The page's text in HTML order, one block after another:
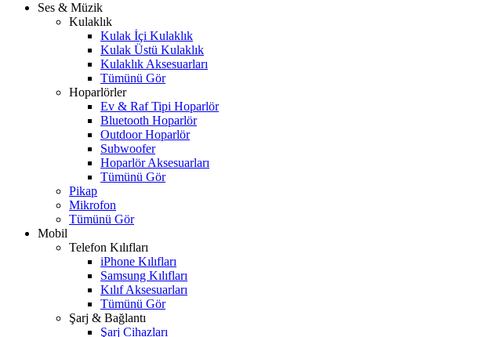
Ses & Müzik
Kulaklık
Kulak İçi Kulaklık
Kulak Üstü Kulaklık
Kulaklık Aksesuarları
Tümünü Gör
Hoparlörler
Ev & Raf Tipi Hoparlör
Bluetooth Hoparlör
Outdoor Hoparlör
Subwoofer
Hoparlör Aksesuarları
Tümünü Gör
Pikap
Mikrofon
Tümünü Gör
Mobil
Telefon Kılıfları
iPhone Kılıfları
Samsung Kılıfları
Kılıf Aksesuarları
Tümünü Gör
Şarj & Bağlantı
Şarj Cihazları